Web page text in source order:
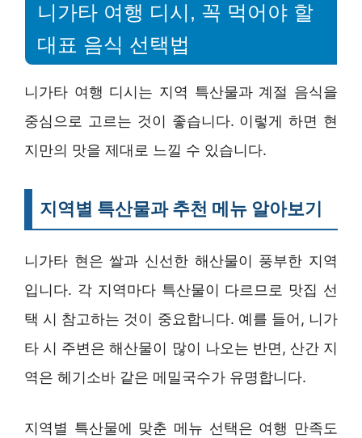
니가타 여행 디시, 꼭 먹어야 할
대표 음식 선택법
니가타 여행 디시는 지역 특산물과 계절 음식을
중심으로 고르는 것이 좋습니다. 이렇게 하면 현
지만의 맛을 제대로 느낄 수 있습니다.
지역별 특산물과 추천 메뉴 알아보기
니가타 현은 쌀과 신선한 해산물이 풍부한 지역
입니다. 각 지역마다 특산물이 다르므로 맛집 선
택 시 참고하는 것이 중요합니다. 예를 들어, 니가
타 시 주변은 해산물이 많이 나오는 반면, 산간 지
역은 헤기소바 같은 메밀국수가 유명합니다.
지역별 특산물에 맞춘 메뉴 선택은 여행 만족도